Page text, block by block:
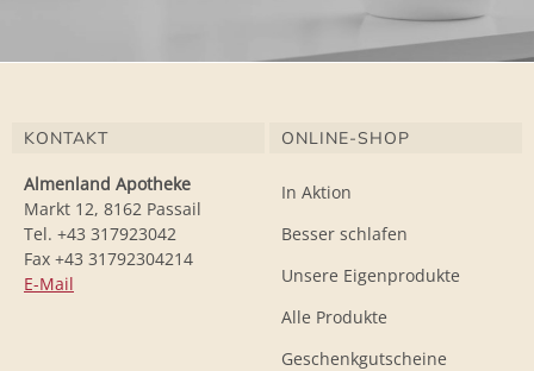
KONTAKT
Almenland Apotheke
Markt 12, 8162 Passail
Tel. +43 317923042
Fax +43 31792304214
E-Mail
ONLINE-SHOP
In Aktion
Besser schlafen
Unsere Eigenprodukte
Alle Produkte
Geschenkgutscheine